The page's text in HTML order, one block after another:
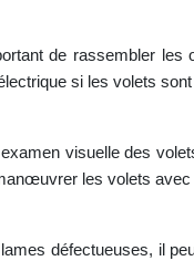
de rassembler les
si les volets
visuelle des
les volets
défectueuses, il